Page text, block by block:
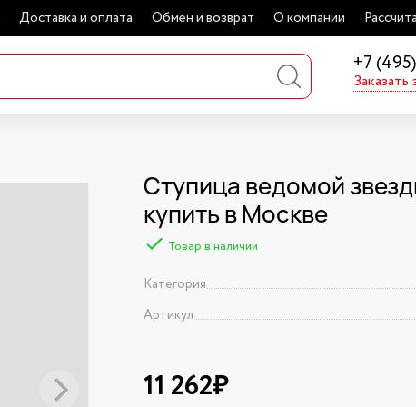
Доставка и оплата Обмен и возврат О компании
+7
Заказать
Ступица ведомой
купить в Москве
Товар в наличии
Категория
Артикул
11 262₽